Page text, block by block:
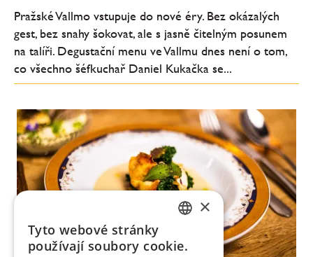
Pražské Vallmo vstupuje do nové éry. Bez okázalých
gest, bez snahy šokovat, ale s jasně čitelným posunem
na talíři. Degustační menu ve Vallmu dnes není o tom,
co všechno šéfkuchař Daniel Kukačka se...
×
Tyto webové stránky
používají soubory cookie.